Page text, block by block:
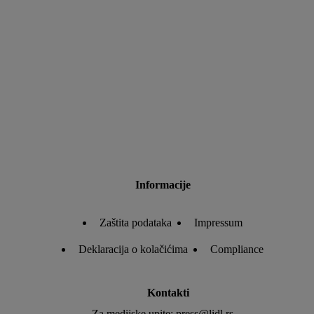
Informacije
Zaštita podataka Impressum
Deklaracija o kolačićima Compliance
Kontakti